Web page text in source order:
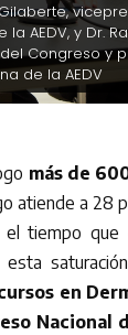
AEDV, y Dr.
Congreso y
de la AEDV
más de
atiende a 28
tiempo que
en
Nacional